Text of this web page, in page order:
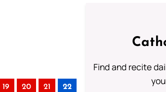
19 20 21 22
Find and recite